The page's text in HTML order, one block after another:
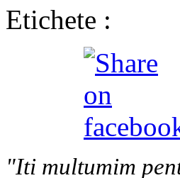
Etichete :
"Iti multumim